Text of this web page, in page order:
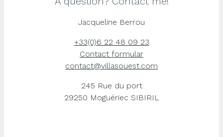
Jacqueline Berrou
+33(0)6 22 48 09 23
Contact formular
contact@villasouest.com
245 Rue du port
29250 Moguériec SIBIRIL